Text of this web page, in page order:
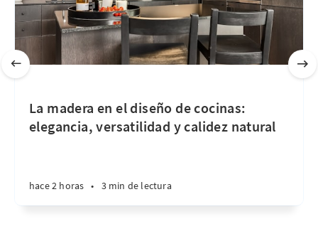
La madera en el diseño de cocinas:
elegancia, versatilidad y calidez natural
hace 2 horas • 3 min de lectura